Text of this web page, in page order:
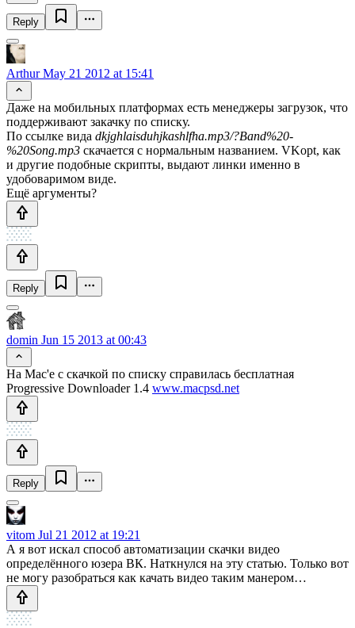
Reply
ArthurMay 21 2012 at 15:41
Даже на мобильных платформах есть менеджеры загрузок, что
поддерживают закачку по списку.
По ссылке вида dkjghlaisduhjkashlfha.mp3/?Band%20-
%20Song.mp3 скачается с нормальным названием. VKopt, как
и другие подобные скрипты, выдают линки именно в
удобоваримом виде.
Ещё аргументы?
Reply
domin Jun 15 2013 at 00:43
На Mac'e с скачкой по списку справилась бесплатная
Progressive Downloader 1.4 www.macpsd.net
Reply
vitom Jul 21 2012 at 19:21
А я вот искал способ автоматизации скачки видео
определённого юзера ВК. Наткнулся на эту статью. Только вот
не могу разобраться как качать видео таким манером…